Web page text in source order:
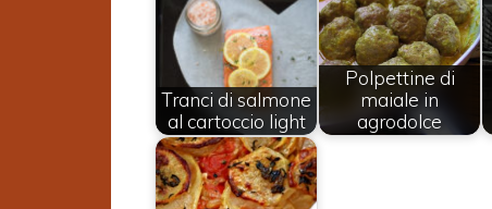
Tranci di salmone
al cartoccio light
Polpettine di
maiale in
agrodolce